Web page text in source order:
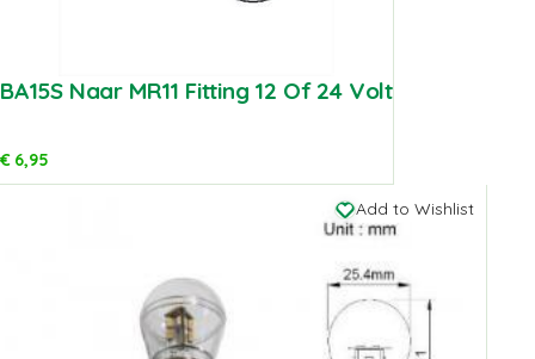
BA15S Naar MR11 Fitting 12 Of 24 Volt
€6,95
Add to Wishlist